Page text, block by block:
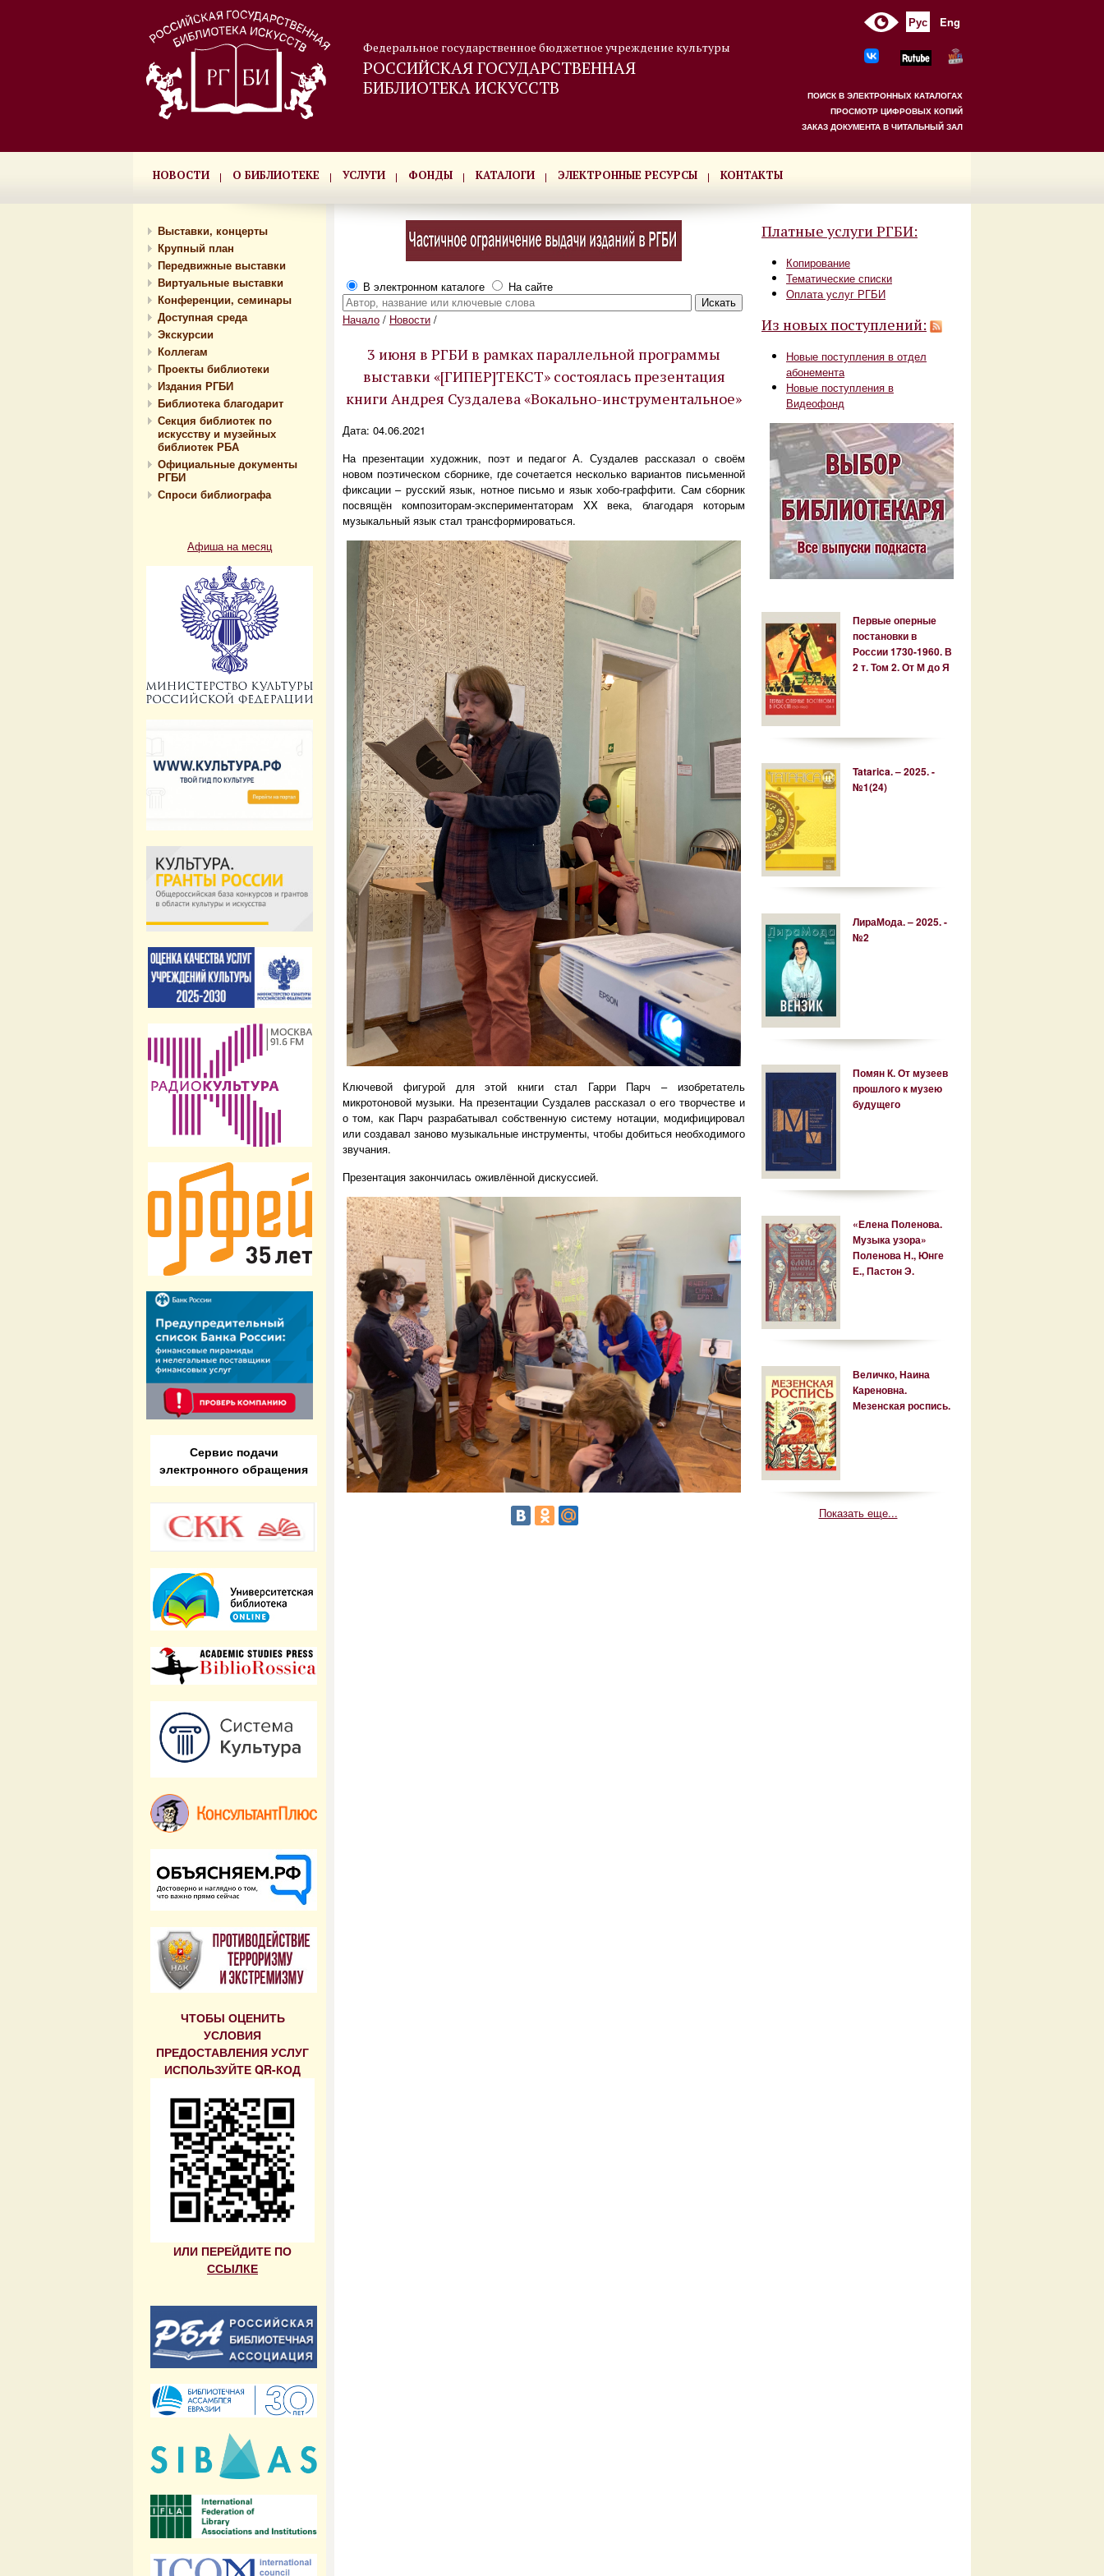
Федеральное государственное бюджетное учреждение культуры
РОССИЙСКАЯ ГОСУДАРСТВЕННАЯ
БИБЛИОТЕКА ИСКУССТВ
Рус Eng
ПОИСК В ЭЛЕКТРОННЫХ КАТАЛОГАХ
ПРОСМОТР ЦИФРОВЫХ КОПИЙ
ЗАКАЗ ДОКУМЕНТА В ЧИТАЛЬНЫЙ ЗАЛ
НОВОСТИ О БИБЛИОТЕКЕ УСЛУГИ ФОНДЫ КАТАЛОГИ ЭЛЕКТРОННЫЕ РЕСУРСЫ КОНТАКТЫ
Выставки, концерты
Крупный план
Передвижные выставки
Виртуальные выставки
Конференции, семинары
Доступная среда
Экскурсии
Коллегам
Проекты библиотеки
Издания РГБИ
Библиотека благодарит
Секция библиотек по
искусству и музейных
библиотек РБА
Официальные документы
РГБИ
Спроси библиографа
Афиша на месяц
Сервис подачи
электронного обращения
ЧТОБЫ ОЦЕНИТЬ
УСЛОВИЯ
ПРЕДОСТАВЛЕНИЯ УСЛУГ
ИСПОЛЬЗУЙТЕ QR-КОД
ИЛИ ПЕРЕЙДИТЕ ПО
ССЫЛКЕ
В электронном каталоге На сайте
Начало / Новости /
3 июня в РГБИ в рамках параллельной программы
выставки «[ГИПЕР]ТЕКСТ» состоялась презентация
книги Андрея Суздалева «Вокально-инструментальное»
Дата: 04.06.2021
На презентации художник, поэт и педагог А. Суздалев рассказал о своём
новом поэтическом сборнике, где сочетается несколько вариантов письменной
фиксации – русский язык, нотное письмо и язык хобо-граффити. Сам сборник
посвящён композиторам-экспериментаторам XX века, благодаря которым
музыкальный язык стал трансформироваться.
Ключевой фигурой для этой книги стал Гарри Парч – изобретатель
микротоновой музыки. На презентации Суздалев рассказал о его творчестве и
о том, как Парч разрабатывал собственную систему нотации, модифицировал
или создавал заново музыкальные инструменты, чтобы добиться необходимого
звучания.
Презентация закончилась оживлённой дискуссией.
Платные услуги РГБИ:
Копирование
Тематические списки
Оплата услуг РГБИ
Из новых поступлений:
Новые поступления в отдел
абонемента
Новые поступления в
Видеофонд
Первые оперные
постановки в
России 1730-1960. В
2 т. Том 2. От М до Я
Tatarica. – 2025. -
№1(24)
ЛираМода. – 2025. -
№2
Помян К. От музеев
прошлого к музею
будущего
«Елена Поленова.
Музыка узора»
Поленова Н., Юнге
Е., Пастон Э.
Величко, Наина
Кареновна.
Мезенская роспись.
Показать еще...